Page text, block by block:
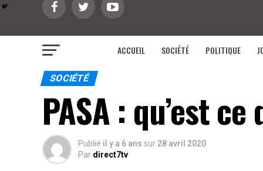
ACCUEIL SOCIÉTÉ POLITIQUE
SOCIÉTÉ
PASA : qu’est ce
Publié il y a 6 ans sur 28 avril 2020
Par direct7tv